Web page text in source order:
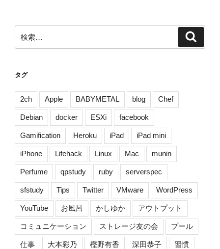
ー
シ
索:
タグ
2ch Apple BABYMETAL blog Chef
Debian docker ESXi facebook
Gamification Heroku iPad iPad mini
iPhone Lifehack Linux Mac munin
Perfume qpstudy ruby serverspec
sfstudy Tips Twitter VMware WordPress
YouTube お風呂 かしゆか アウトプット
コミュニケーション ストレージ友の会 プール
仕事 大本彩乃 樫野有香 深田恭子 習慣